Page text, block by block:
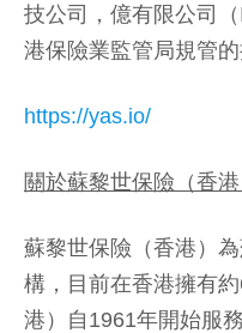
技公司，億有限公司
港保險業監管局規管的
https://yas.io/
關於蘇黎世保險（香港
蘇黎世保險（香港）
構，目前在香港擁有
港）自1961年開始服